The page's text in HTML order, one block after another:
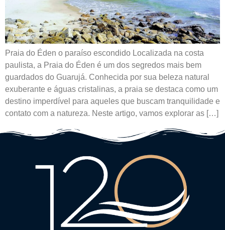
Praia do Éden o paraíso escondido Localizada na costa
paulista, a Praia do Éden é um dos segredos mais bem
guardados do Guarujá. Conhecida por sua beleza natural
exuberante e águas cristalinas, a praia se destaca como um
destino imperdível para aqueles que buscam tranquilidade e
contato com a natureza. Neste artigo, vamos explorar as […]